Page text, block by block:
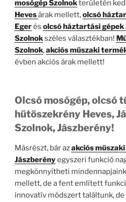
mosógép Szolnokterületén
Hevesárak mellett,olcsó
Egerés olcsó háztartási gépek
Szolnokszéles választékban!
Szolnok,akciós műszaki
évben akciós árak mellett!
Olcsó mosógép, olcsó
hűtőszekrény Heves,
Szolnok, Jászberény!
Másrészt, bár azakciós
Jászberényegyszeri funkció
megkönnyítheti
mellett, de a fent említett
innovatív módszert találtunk, de